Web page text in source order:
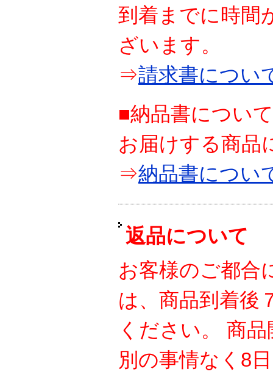
到着までに時間
ざいます。
⇒請求書につい
■納品書について
お届けする商品
⇒納品書につい
返品について
お客様のご都合
は、商品到着後
ください。 商
別の事情なく8